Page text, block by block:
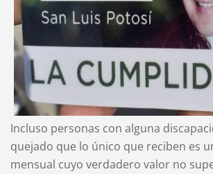
Incluso personas con alguna
quejado que lo único que reciben es
mensual cuyo verdadero valor no